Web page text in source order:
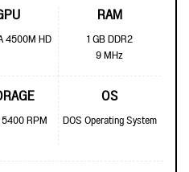
4500M HD
RAM
1 GB DDR2
9 MHz
RPM
OS
DOS Operating System